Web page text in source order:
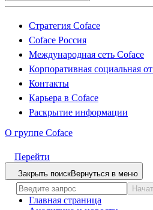
Стратегия Coface
Coface Россия
Международная сеть Coface
Корпоративная социальная
Контакты
Карьера в Coface
Раскрытие информации
О группе Coface
Перейти
Закрыть поискВернуться в меню
Главная страница